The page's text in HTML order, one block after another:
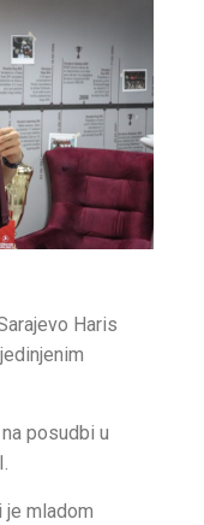
Haris
posudbi u
je mladom